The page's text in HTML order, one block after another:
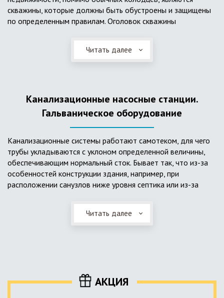
скважины, которые должны быть обустроены и защищены
по определенным правилам. Оголовок скважины
и автоматикой. Все это оборудование способно
подвергаться загрязнению атмосферными и
его работу в нормальном режиме. Лучшим способом
защиты оборудования является устройство герметичной
камеры или кессона, который не только защищает оголовок
скважины от негативных воздействий, но и обеспечивает
удобные условия для обслуживания в любой период года.
Кессон может быть выполнен из обычных железобетонных
колец, но только при отсутствии высокого уровня
подземных вод, так как в этом случае затруднительно
обеспечить требуемую герметичность. Если имеется
достаточную герметичность, недорогие, легко
Читать далее
Канализационные насосные станции.
Гальваническое оборудование
Канализационные системы работают самотеком, для чего
трубы укладываются с уклоном определенной величины,
обеспечивающим нормальный сток. Бывает так, что из-за
особенностей конструкции здания, например, при
расположении санузлов ниже уровня септика или из-за
Единственное решение в таком случае – это
использование КНС – канализационной насосной станции.
до выгребной ямы, септика или станции ГБО.
Читать далее
АКЦИЯ